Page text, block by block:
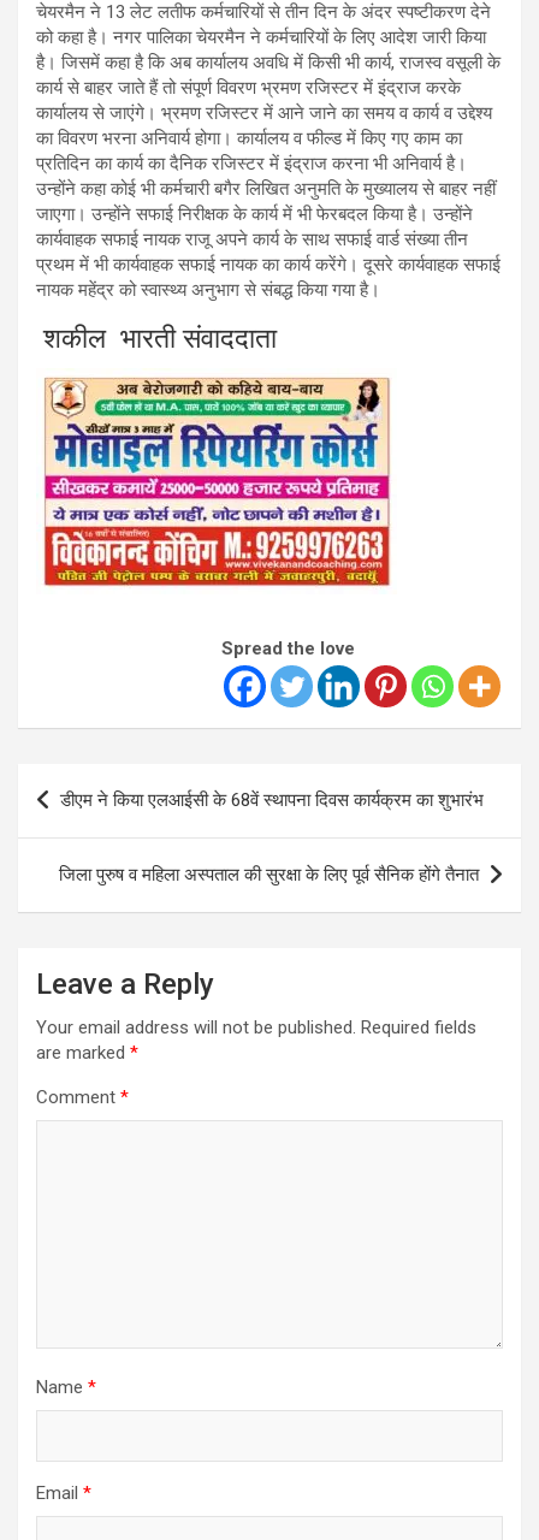
चेयरमैन ने 13 लेट लतीफ कर्मचारियों से तीन दिन के अंदर स्पष्टीकरण देने
को कहा है। नगर पालिका चेयरमैन ने कर्मचारियों के लिए आदेश जारी किया
है। जिसमें कहा है कि अब कार्यालय अवधि में किसी भी कार्य, राजस्व वसूली के
कार्य से बाहर जाते हैं तो संपूर्ण विवरण भ्रमण रजिस्टर में इंद्राज करके
कार्यालय से जाएंगे। भ्रमण रजिस्टर में आने जाने का समय व कार्य व उद्देश्य
का विवरण भरना अनिवार्य होगा। कार्यालय व फील्ड में किए गए काम का
प्रतिदिन का कार्य का दैनिक रजिस्टर में इंद्राज करना भी अनिवार्य है।
उन्होंने कहा कोई भी कर्मचारी बगैर लिखित अनुमति के मुख्यालय से बाहर नहीं
जाएगा। उन्होंने सफाई निरीक्षक के कार्य में भी फेरबदल किया है। उन्होंने
कार्यवाहक सफाई नायक राजू अपने कार्य के साथ सफाई वार्ड संख्या तीन
प्रथम में भी कार्यवाहक सफाई नायक का कार्य करेंगे। दूसरे कार्यवाहक सफाई
नायक महेंद्र को स्वास्थ्य अनुभाग से संबद्ध किया गया है।
शकील भारती संवाददाता
Spread the love
Post
navigation
डीएम ने किया एलआईसी के 68वें स्थापना दिवस कार्यक्रम का शुभारंभ
जिला पुरुष व महिला अस्पताल की सुरक्षा के लिए पूर्व सैनिक होंगे तैनात
Leave a Reply
Your email address will not be published. Required fields
are marked *
Comment *
Name *
Email *